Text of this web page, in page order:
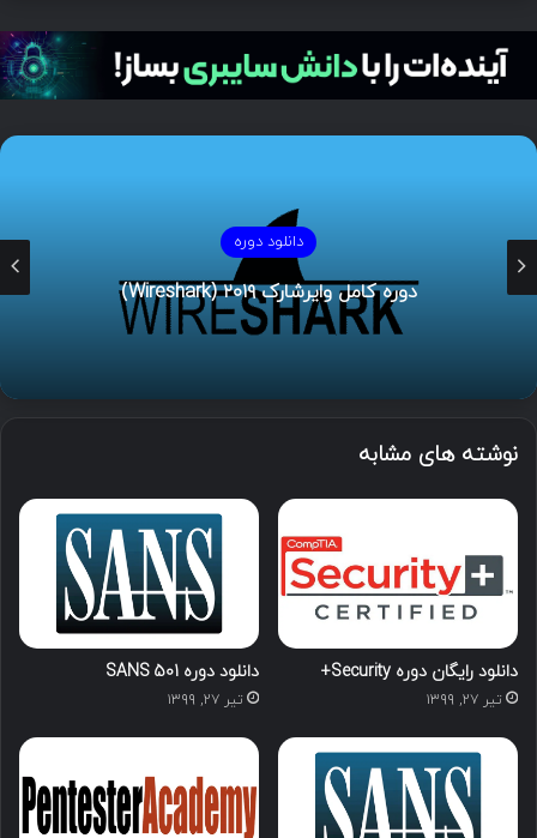
دانلود دوره
دوره کامل وایرشارک ۲۰۱۹ (Wireshark)
نوشته های مشابه
دانلود رایگان دوره Security+
تیر ۲۷, ۱۳۹۹
دانلود دوره SANS 501
تیر ۲۷, ۱۳۹۹